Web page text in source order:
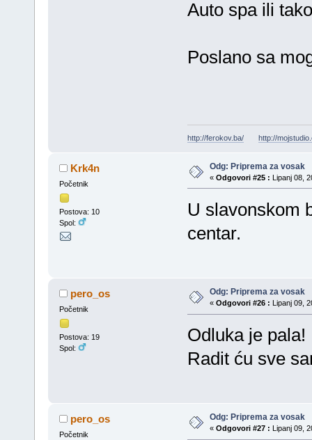
Auto spa ili
Poslano sa
http://ferokov.ba/ http://
Krk4n
Početnik
Postova: 10
Spol:
Odg: Priprema za vosak
« Odgovori #25 : Lipanj 08,
U slavonskom
centar.
pero_os
Početnik
Postova: 19
Spol:
Odg: Priprema za vosak
« Odgovori #26 : Lipanj 09,
Odluka je pala!
Radit ću sve
pero_os
Početnik
Odg: Priprema za vosak
« Odgovori #27 : Lipanj 09,